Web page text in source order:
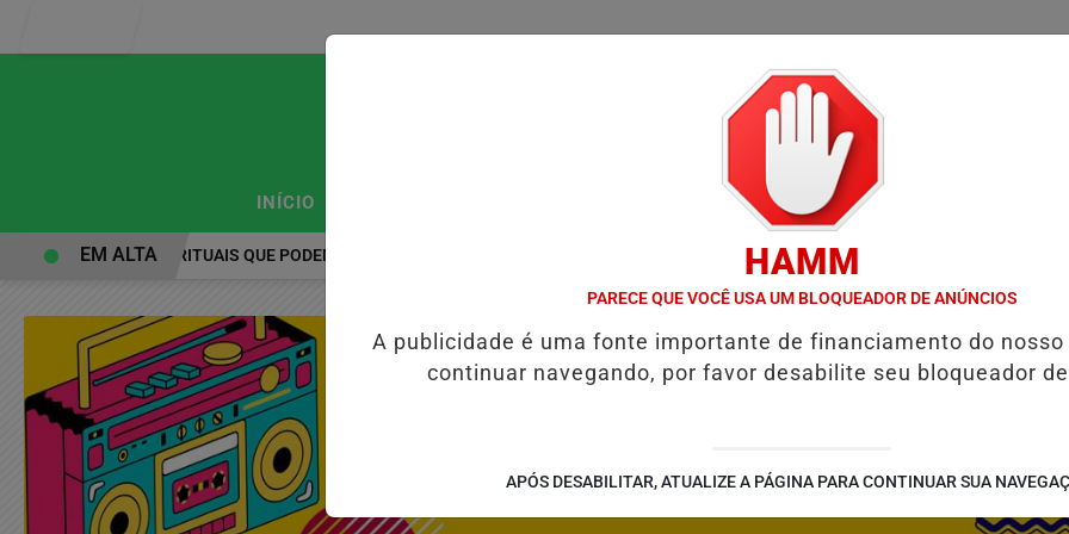
INÍCIO COLUNAS EMPREGOS
PRÁTICAS ESPIRITUAIS QUE PODEM FORTALECER A SAÚDE MENTAL E RESTAURAR O EQUILÍBRIO EMOCIONAL FIM DA COPA DO
EM ALTA HAMM
PARECE QUE VOCÊ USA UM BLOQUEADOR DE ANÚNCIOS
A publicidade é uma fonte importante de financiamento do nosso
continuar navegando, por favor desabilite seu bloqueador
APÓS DESABILITAR, ATUALIZE A PÁGINA PARA CONTINUAR SUA